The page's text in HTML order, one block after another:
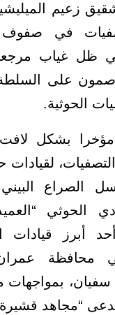
زعيم
في صفوف
في ظل غياب
على
الحوثية.
بشكل
الصراع
الحوثي
أبرز قيادات
محافظة
سفيان، بمواجهات
“مجاهد